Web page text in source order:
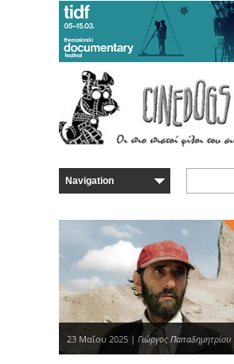
23 Μαΐου 2025 | Γιώργος Παπαδημητρίου